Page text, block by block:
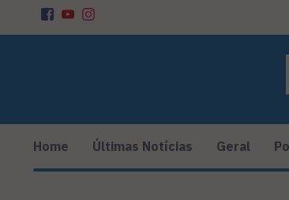
Home Últimas Notícias Geral